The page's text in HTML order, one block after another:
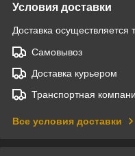
Условия доставки
Доставка осуществляется
Самовывоз
Доставка курьером
Транспортная
Все условия доставки